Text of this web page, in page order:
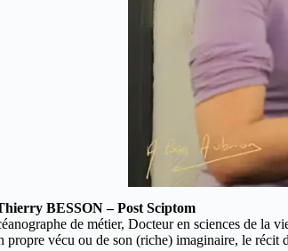
BESSON – Post Sciptom
de métier, Docteur en sciences de la
propre vécu ou de son (riche) imaginaire, le récit